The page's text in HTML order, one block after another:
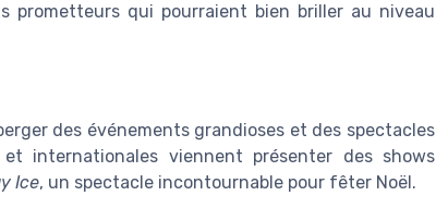
prometteurs qui pourraient bien briller au niveau
des événements grandioses et des spectacles
internationales viennent présenter des shows
Ice, un spectacle incontournable pour fêter Noël.